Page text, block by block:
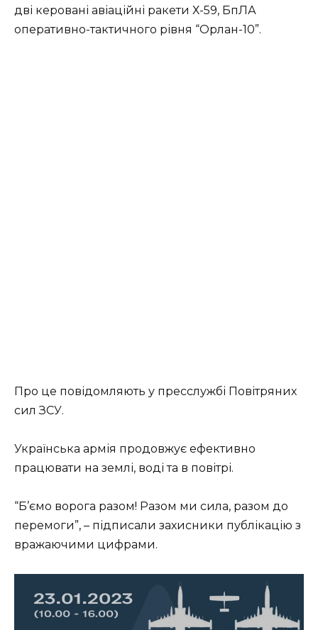
дві керовані авіаційні ракети Х-59, БпЛА
оперативно-тактичного рівня “Орлан-10”.
Про це повідомляють у пресслужбі Повітряних
сил ЗСУ.
Українська армія продовжує ефективно
працювати на землі, воді та в повітрі.
“Б’ємо ворога разом! Разом ми сила, разом до
перемоги”, – підписали захисники публікацію з
вражаючими цифрами.